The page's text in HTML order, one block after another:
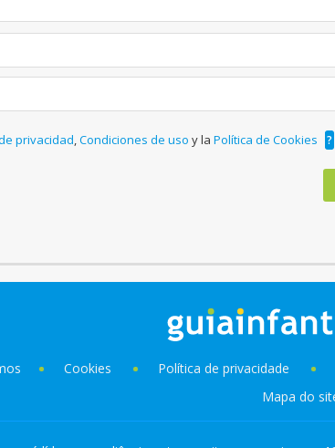
privacidad,Condiciones de usoy laPolítica de Cookies ?
Cookies Política de privacidade
Mapa do